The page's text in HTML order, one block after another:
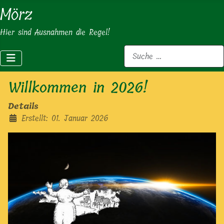
Mörz
Hier sind Ausnahmen die Regel!
Suchen
Willkommen in 2026!
Details
Erstellt: 01. Januar 2026